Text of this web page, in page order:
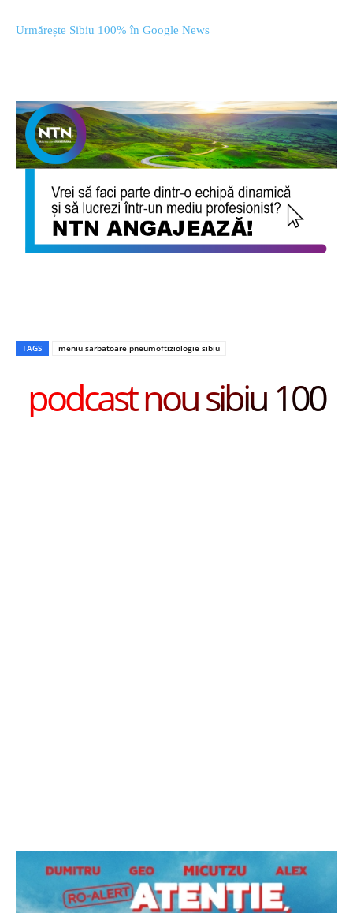
Urmărește Sibiu 100% în Google News
TAGS meniu sarbatoare pneumoftiziologie sibiu
podcast nou sibiu 100